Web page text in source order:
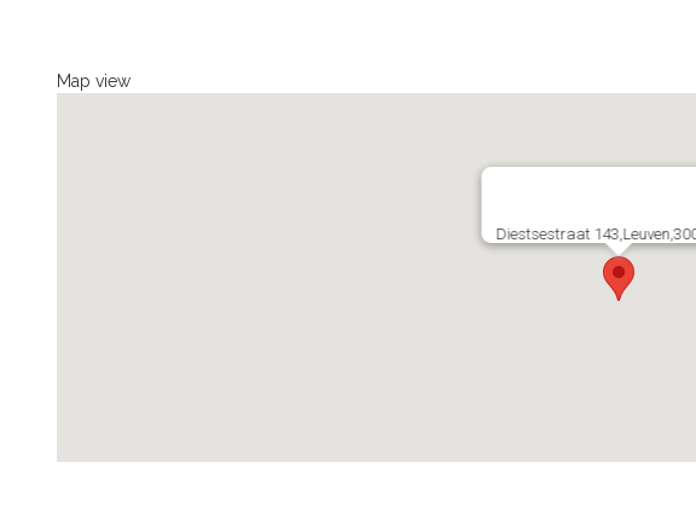
Map view
Diestsestraat